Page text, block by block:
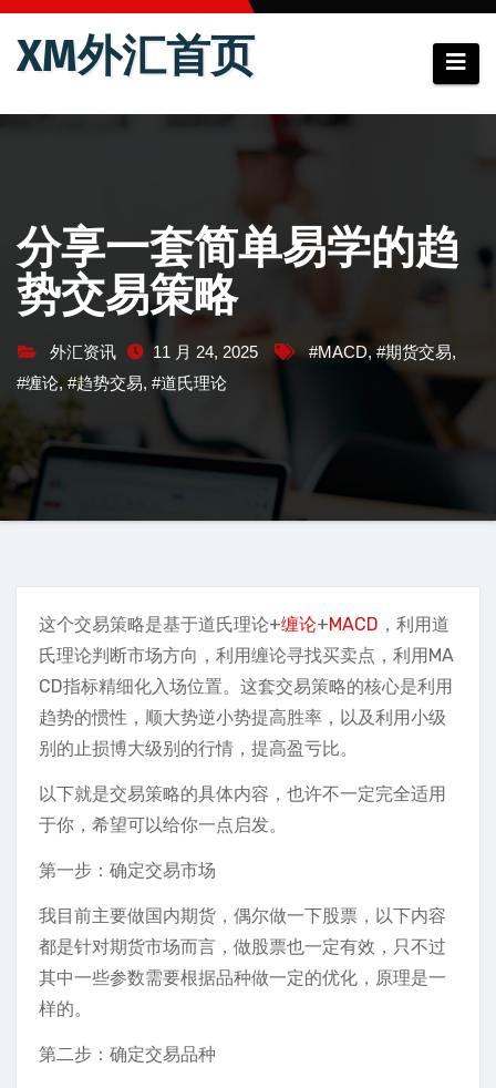
跳
XM外汇首页
分享一套简单易学的趋
势交易策略
外汇资讯 11 月 24, 2025 #MACD,#期货交易,
#缠论, #趋势交易, #道氏理论
这个交易策略是基于道氏理论+缠论+MACD ，利用道
氏理论判断市场方向，利用缠论寻找买卖点，利用MA
CD指标精细化入场位置。这套交易策略的核心是利用
趋势的惯性，顺大势逆小势提高胜率，以及利用小级
别的止损博大级别的行情，提高盈亏比。
以下就是交易策略的具体内容，也许不一定完全适用
于你，希望可以给你一点启发。
第一步：确定交易市场
我目前主要做国内期货，偶尔做一下股票，以下内容
都是针对期货市场而言，做股票也一定有效，只不过
其中一些参数需要根据品种做一定的优化，原理是一
样的。
第二步：确定交易品种